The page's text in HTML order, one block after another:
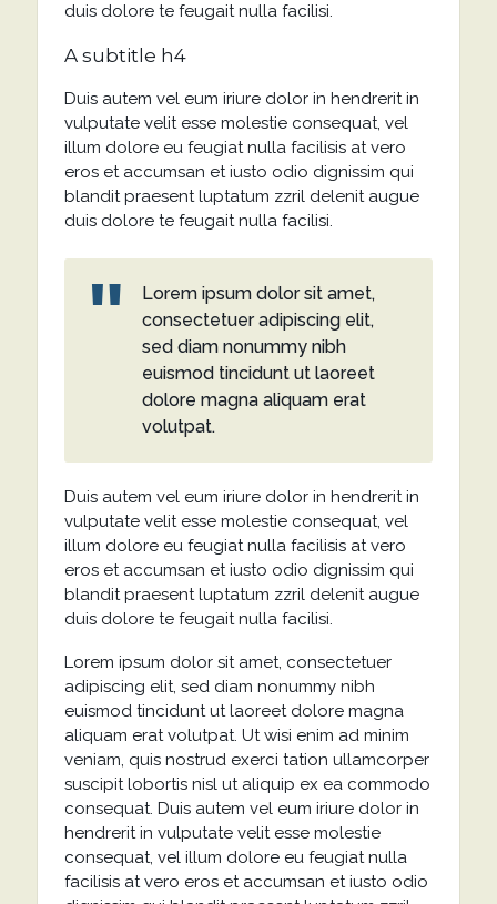
duis dolore te feugait nulla facilisi.
A subtitle h4
Duis autem vel eum iriure dolor in hendrerit in
vulputate velit esse molestie consequat, vel
illum dolore eu feugiat nulla facilisis at vero
eros et accumsan et iusto odio dignissim qui
blandit praesent luptatum zzril delenit augue
duis dolore te feugait nulla facilisi.
Lorem ipsum dolor sit amet,
consectetuer adipiscing elit,
sed diam nonummy nibh
euismod tincidunt ut laoreet
dolore magna aliquam erat
volutpat.
Duis autem vel eum iriure dolor in hendrerit in
vulputate velit esse molestie consequat, vel
illum dolore eu feugiat nulla facilisis at vero
eros et accumsan et iusto odio dignissim qui
blandit praesent luptatum zzril delenit augue
duis dolore te feugait nulla facilisi.
Lorem ipsum dolor sit amet, consectetuer
adipiscing elit, sed diam nonummy nibh
euismod tincidunt ut laoreet dolore magna
aliquam erat volutpat. Ut wisi enim ad minim
veniam, quis nostrud exerci tation ullamcorper
suscipit lobortis nisl ut aliquip ex ea commodo
consequat. Duis autem vel eum iriure dolor in
hendrerit in vulputate velit esse molestie
consequat, vel illum dolore eu feugiat nulla
facilisis at vero eros et accumsan et iusto odio